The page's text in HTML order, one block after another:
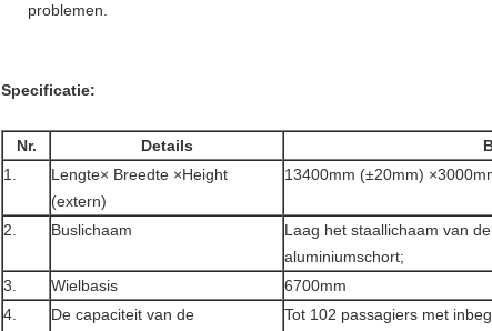
problemen.
Specificatie:
Nr. Details
1.
Lengte× Breedte ×Height
(extern)
13400mm (±20mm)
2. Buslichaam
Laag het staallichaam van
aluminiumschort;
3.
Wielbasis
6700mm
4.
De capaciteit van de
Tot 102 passagiers met